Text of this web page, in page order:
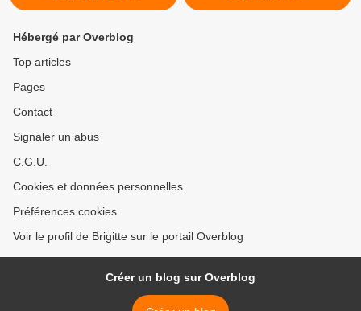
Hébergé par Overblog
Top articles
Pages
Contact
Signaler un abus
C.G.U.
Cookies et données personnelles
Préférences cookies
Voir le profil de Brigitte sur le portail Overblog
Créer un blog sur Overblog